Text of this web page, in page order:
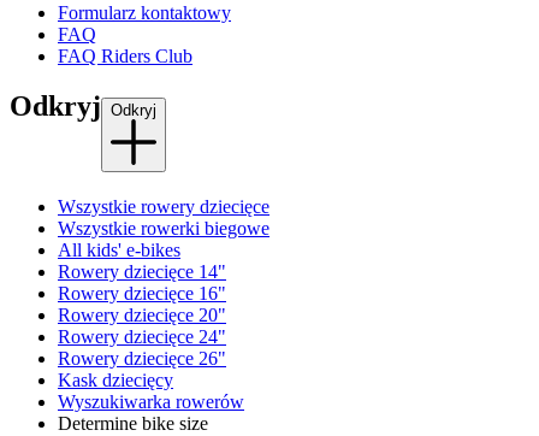
Formularz kontaktowy
FAQ
FAQ Riders Club
Odkryj Odkryj
Wszystkie rowery dziecięce
Wszystkie rowerki biegowe
All kids' e-bikes
Rowery dziecięce 14"
Rowery dziecięce 16"
Rowery dziecięce 20"
Rowery dziecięce 24"
Rowery dziecięce 26"
Kask dziecięcy
Wyszukiwarka rowerów
Determine bike size